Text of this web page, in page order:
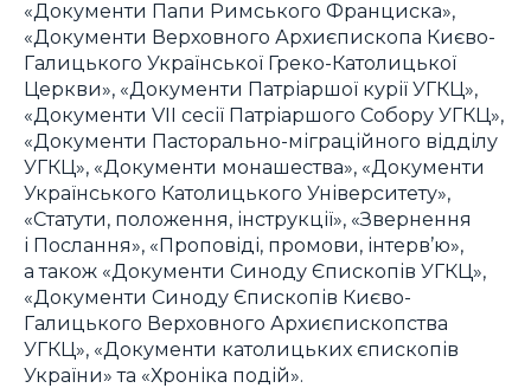
«Документи Папи Римського Франциска»,
«Документи Верховного Архиєпископа Києво-
Галицького Української Греко-Католицької
Церкви», «Документи Патріаршої курії УГКЦ»,
«Документи VII сесії Патріаршого Собору УГКЦ»,
«Документи Пасторально-міграційного відділу
УГКЦ», «Документи монашества», «Документи
Українського Католицького Університету»,
«Статути, положення, інструкції», «Звернення
і Послання», «Проповіді, промови, інтерв’ю»,
а також «Документи Синоду Єпископів УГКЦ»,
«Документи Синоду Єпископів Києво-
Галицького Верховного Архиєпископства
УГКЦ», «Документи католицьких єпископів
України» та «Хроніка подій».